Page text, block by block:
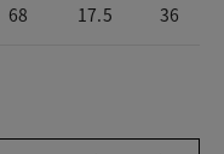
68 17.5 36